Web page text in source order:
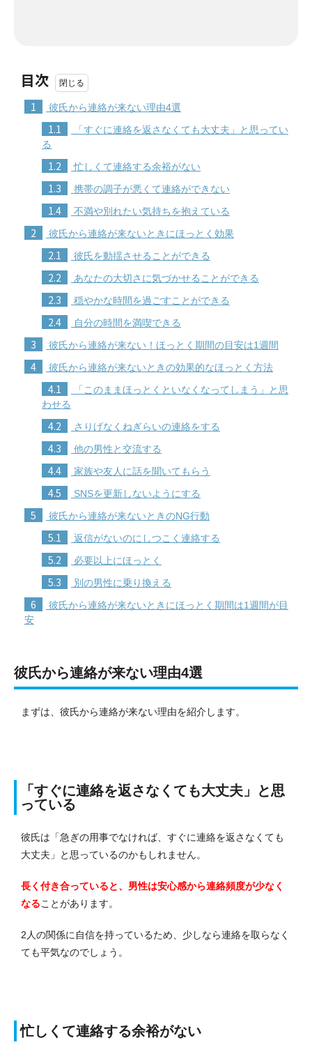
目次
1 彼氏から連絡が来ない理由4選
1.1
「すぐに連絡を返さなくても大丈夫」と思ってい
る
1.2 忙しくて連絡する余裕がない
1.3 携帯の調子が悪くて連絡ができない
1.4 不満や別れたい気持ちを抱えている
2 彼氏から連絡が来ないときにほっとく効果
2.1 彼氏を動揺させることができる
2.2 あなたの大切さに気づかせることができる
2.3 穏やかな時間を過ごすことができる
2.4 自分の時間を満喫できる
3 彼氏から連絡が来ない！ほっとく期間の目安は1週間
4 彼氏から連絡が来ないときの効果的なほっとく方法
4.1
「このままほっとくといなくなってしまう」と思
わせる
4.2 さりげなくねぎらいの連絡をする
4.3 他の男性と交流する
4.4 家族や友人に話を聞いてもらう
4.5 SNSを更新しないようにする
5 彼氏から連絡が来ないときのNG行動
5.1 返信がないのにしつこく連絡する
5.2 必要以上にほっとく
5.3 別の男性に乗り換える
6
彼氏から連絡が来ないときにほっとく期間は1週間が目
安
彼氏から連絡が来ない理由4選
まずは、彼氏から連絡が来ない理由を紹介します。
「すぐに連絡を返さなくても大丈夫」と思
っている
彼氏は「急ぎの用事でなければ、すぐに連絡を返さなくても
大丈夫」と思っているのかもしれません。
長く付き合っていると、男性は安心感から連絡頻度が少なく
なることがあります。
2人の関係に自信を持っているため、少しなら連絡を取らなく
ても平気なのでしょう。
忙しくて連絡する余裕がない